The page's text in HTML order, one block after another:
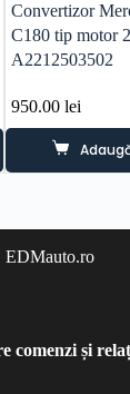
Convertizor
C180 tip motor
A2212503502
950.00lei
EDMauto.ro
comenzi și